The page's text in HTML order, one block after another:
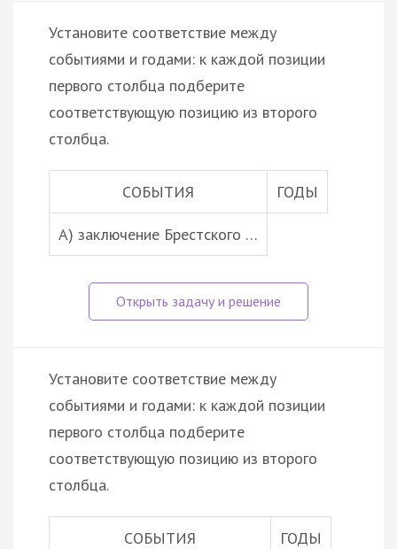
Установите соответствие между
событиями и годами: к каждой позиции
первого столбца подберите
соответствующую позицию из второго
столбца.
СОБЫТИЯ ГОДЫ
A) заключение Брестского …
Установите соответствие между
событиями и годами: к каждой позиции
первого столбца подберите
соответствующую позицию из второго
столбца.
СОБЫТИЯ ГОДЫ